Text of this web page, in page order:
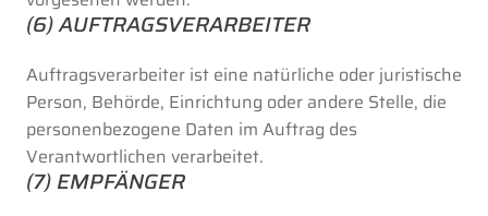
(6) AUFTRAGSVERARBEITER
Auftragsverarbeiter ist eine natürliche oder juristische
Person, Behörde, Einrichtung oder andere Stelle, die
personenbezogene Daten im Auftrag des
Verantwortlichen verarbeitet.
(7) EMPFÄNGER